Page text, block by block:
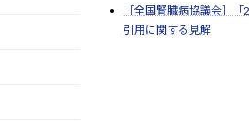
［全国腎臓病協議会］
引用に関する見解